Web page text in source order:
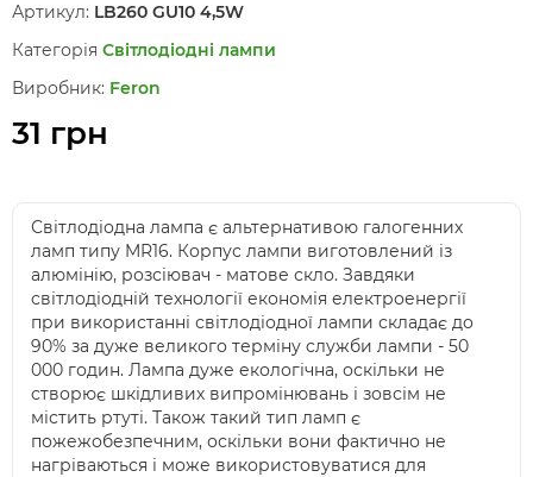
Артикул: LB260 GU10 4,5W
Категорія Світлодіодні лампи
Виробник: Feron
31 грн
Світлодіодна лампа є альтернативою галогенних
ламп типу MR16. Корпус лампи виготовлений із
алюмінію, розсіювач - матове скло. Завдяки
світлодіодній технології економія електроенергії
при використанні світлодіодної лампи складає до
90% за дуже великого терміну служби лампи - 50
000 годин. Лампа дуже екологічна, оскільки не
створює шкідливих випромінювань і зовсім не
містить ртуті. Також такий тип ламп є
пожежобезпечним, оскільки вони фактично не
нагріваються і може використовуватися для